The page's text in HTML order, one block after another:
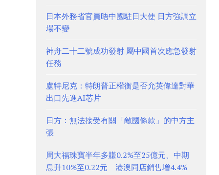
日本外務省官員晤中國駐日大使 日方強調立
場不變
神舟二十二號成功發射 屬中國首次應急發射
任務
盧特尼克：特朗普正權衡是否允英偉達對華
出口先進AI芯片
日方：無法接受有關「敵國條款」的中方主
張
周大福珠寶半年多賺0.2%至25億元、中期
息升10%至0.22元 港澳同店銷售增4.4%